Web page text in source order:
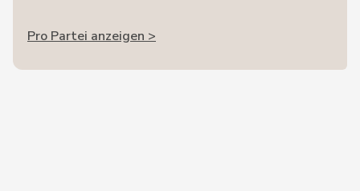
Pro Partei anzeigen >